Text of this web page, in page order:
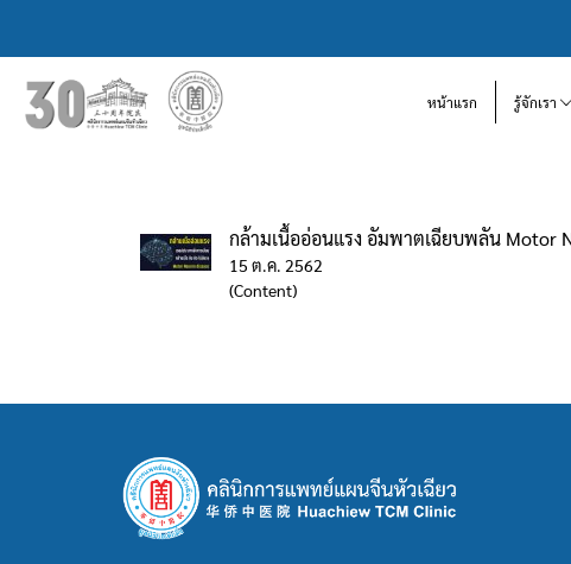
หน้าแรก รู้จักเรา
กล้ามเนื้ออ่อนแรง อัมพาตเฉียบพลัน Motor
15 ต.ค. 2562
(Content)